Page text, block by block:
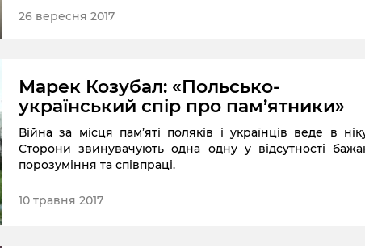
захищає дії свого працівника. Про це повідомляє tvn24.
26 вересня 2017
Марек Козубал: «Польсько-
український спір про пам’ятники»
Війна за місця пам’яті поляків і українців веде в
Сторони звинувачують одна одну у відсутності
порозуміння та співпраці.
10 травня 2017